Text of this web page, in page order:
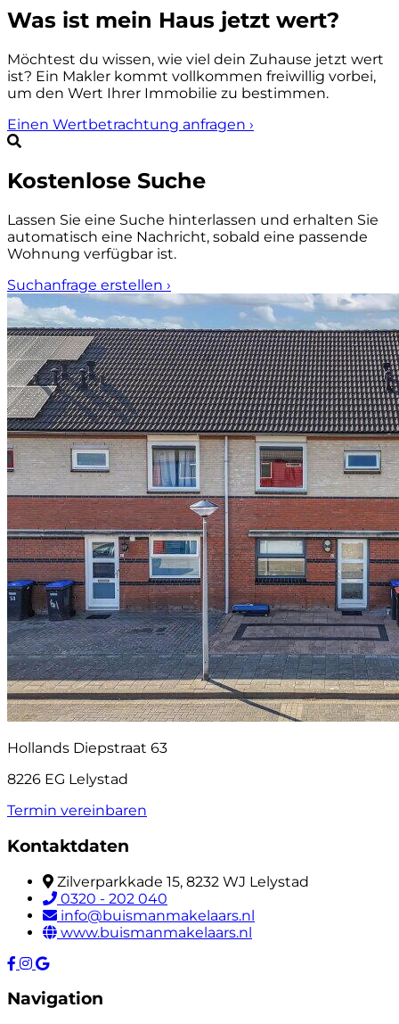
Was ist mein Haus jetzt wert?
Möchtest du wissen, wie viel dein Zuhause jetzt wert
ist? Ein Makler kommt vollkommen freiwillig vorbei,
um den Wert Ihrer Immobilie zu bestimmen.
Einen Wertbetrachtung anfragen ›
Kostenlose Suche
Lassen Sie eine Suche hinterlassen und erhalten Sie
automatisch eine Nachricht, sobald eine passende
Wohnung verfügbar ist.
Suchanfrage erstellen ›
Hollands Diepstraat 63
8226 EG Lelystad
Termin vereinbaren
Kontaktdaten
Zilverparkkade 15, 8232 WJ Lelystad
0320 - 202 040
info@buismanmakelaars.nl
www.buismanmakelaars.nl
Navigation